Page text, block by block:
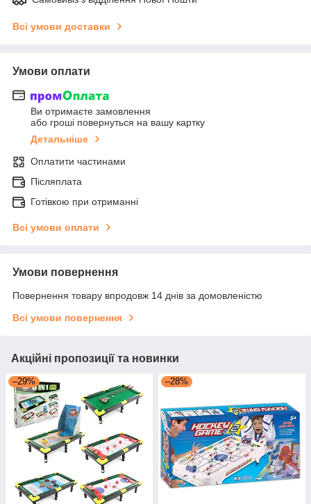
Всі умови доставки
Умови оплати
Ви отримаєте замовлення
або гроші повернуться на вашу картку
Детальніше
Оплатити частинами
Післяплата
Готівкою при отриманні
Всі умови оплати
Умови повернення
Повернення товару впродовж 14 днів за домовленістю
Всі умови повернення
Акційні пропозиції та новинки
–29% –28%